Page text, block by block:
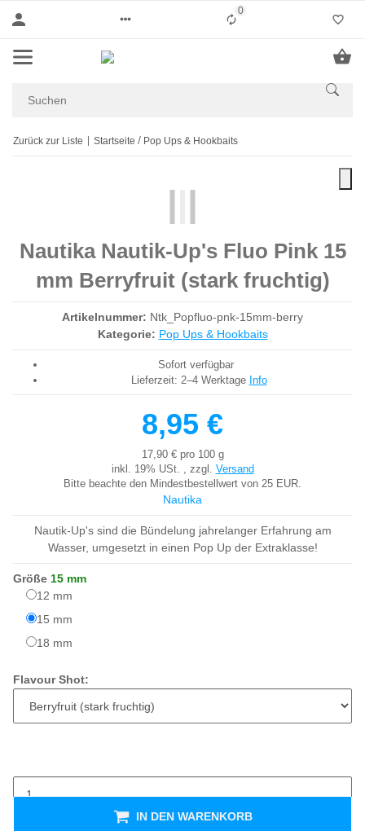
0Liste ist leer
Zurück zur Liste Startseite Pop Ups & Hookbaits
Nautika Nautik-Up's Fluo Pink 15
mm Berryfruit (stark fruchtig)
Artikelnummer: Ntk_Popfluo-pnk-15mm-berry
Kategorie: Pop Ups & Hookbaits
Sofort verfügbar
Lieferzeit: 2–4 Werktage Info
8,95 €
17,90 € pro 100 g
inkl. 19% USt. , zzgl. Versand
Bitte beachte den Mindestbestellwert von 25 EUR.
Nautika
Nautik-Up's sind die Bündelung jahrelanger Erfahrung am
Wasser, umgesetzt in einen Pop Up der Extraklasse!
Größe 15 mm
12 mm
15 mm
18 mm
Flavour Shot:
IN DEN WARENKORB